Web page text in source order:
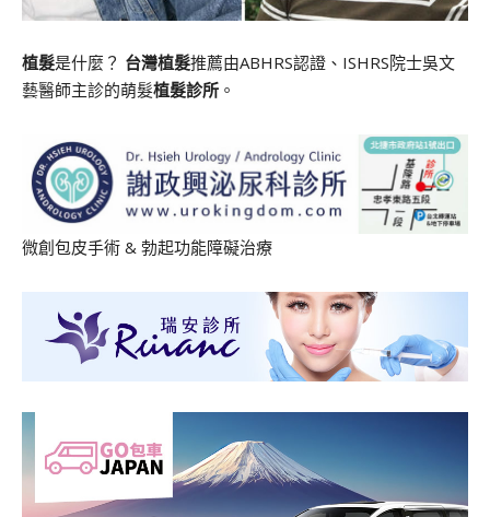
植髮是什麼？ 台灣植髮推薦由ABHRS認證、ISHRS院士吳文
藝醫師主診的萌髮植髮診所 。
微創包皮手術 & 勃起功能障礙治療